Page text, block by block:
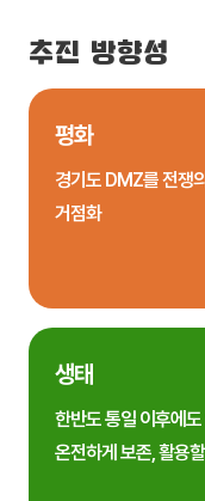
추진 방향성
평화
경기도 DMZ를 전쟁
거점화
생태
한반도 통일 이후에
온전하게 보존, 활용